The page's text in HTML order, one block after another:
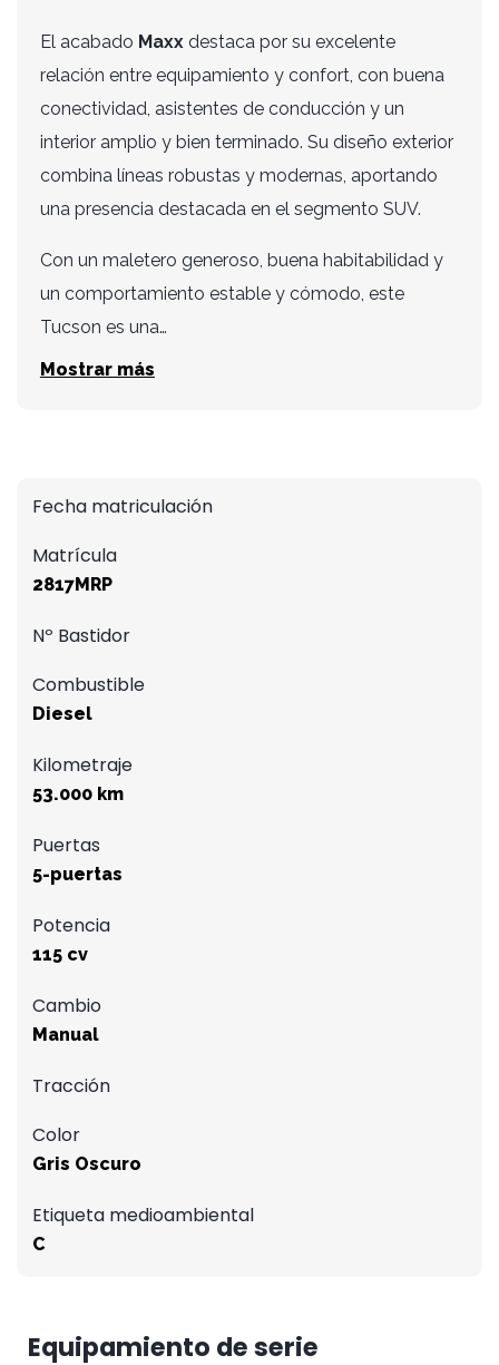
El acabado Maxxdestaca por su excelente
relación entre equipamiento y confort, con buena
conectividad, asistentes de conducción y un
interior amplio y bien terminado. Su diseño exterior
combina líneas robustas y modernas, aportando
una presencia destacada en el segmento SUV.
Con un maletero generoso, buena habitabilidad y
un comportamiento estable y cómodo, este
Tucson es una…
Mostrar más
Fecha matriculación
Matrícula
2817MRP
Nº Bastidor
Combustible
Diesel
Kilometraje
53.000 km
Puertas
5-puertas
Potencia
115 cv
Cambio
Manual
Tracción
Color
Gris Oscuro
Etiqueta medioambiental
C
Equipamiento de serie